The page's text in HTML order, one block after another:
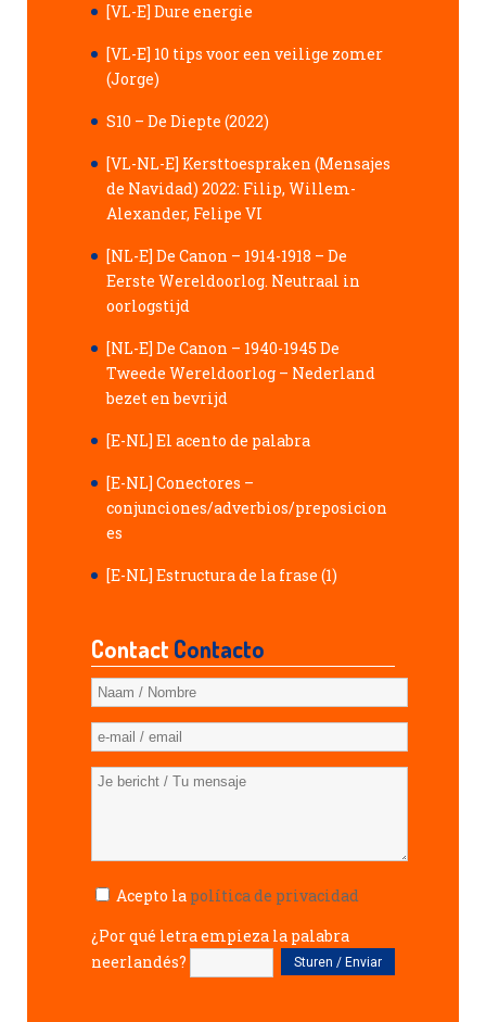
[VL-E] Dure energie
[VL-E] 10 tips voor een veilige zomer
(Jorge)
S10 – De Diepte (2022)
[VL-NL-E] Kersttoespraken (Mensajes
de Navidad) 2022: Filip, Willem-
Alexander, Felipe VI
[NL-E] De Canon – 1914-1918 – De
Eerste Wereldoorlog. Neutraal in
oorlogstijd
[NL-E] De Canon – 1940-1945 De
Tweede Wereldoorlog – Nederland
bezet en bevrijd
[E-NL] El acento de palabra
[E-NL] Conectores –
conjunciones/adverbios/preposicion
es
[E-NL] Estructura de la frase (1)
ContactContacto
Acepto la política de privacidad
¿Por qué letra empieza la palabra
neerlandés?